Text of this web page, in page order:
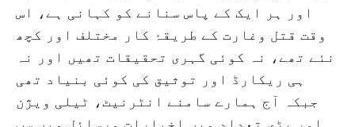
اور ہر ایک کے پاس سنانے کو کہانی ہے، اس
وقت قتل وغارت کے طریقۂ کار مختلف اور کچھ
نئے تھے، نہ کوئی گہری تحقیقات تھیں اور نہ
ہی ریکارڈ اور توثیق کی کوئی بنیاد تھی
جبکہ آج ہمارے سامنے انٹرنیٹ، ٹیلی ویژن
اور بڑی تعداد میں اخبارات ورسائل میں سب